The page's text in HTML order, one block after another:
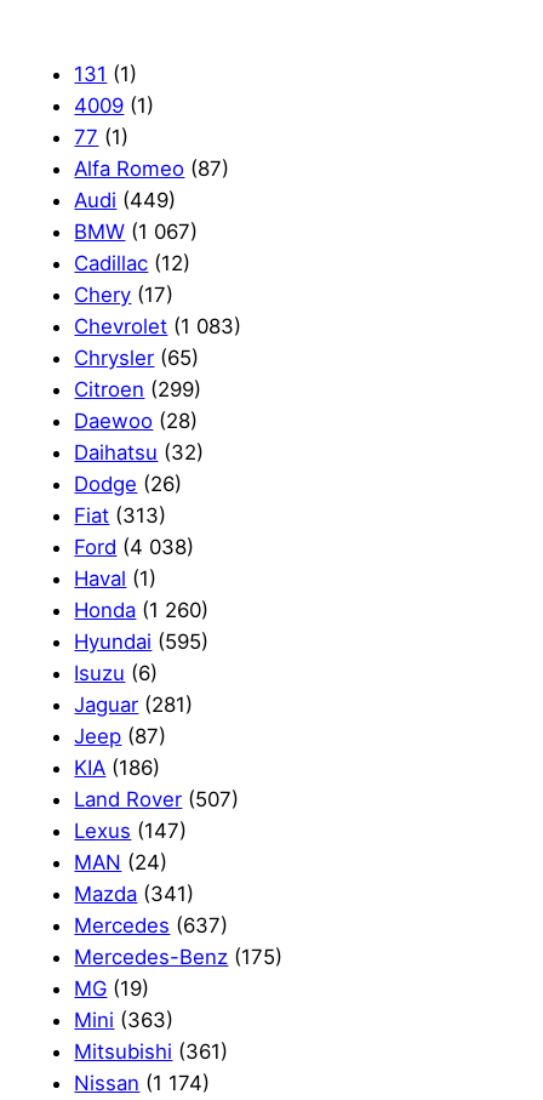
131 (1)
4009 (1)
77 (1)
Alfa Romeo (87)
Audi (449)
BMW (1 067)
Cadillac (12)
Chery (17)
Chevrolet (1 083)
Chrysler (65)
Citroen (299)
Daewoo (28)
Daihatsu (32)
Dodge (26)
Fiat (313)
Ford (4 038)
Haval (1)
Honda (1 260)
Hyundai (595)
Isuzu (6)
Jaguar (281)
Jeep (87)
KIA (186)
Land Rover (507)
Lexus (147)
MAN (24)
Mazda (341)
Mercedes (637)
Mercedes-Benz (175)
MG (19)
Mini (363)
Mitsubishi (361)
Nissan (1 174)